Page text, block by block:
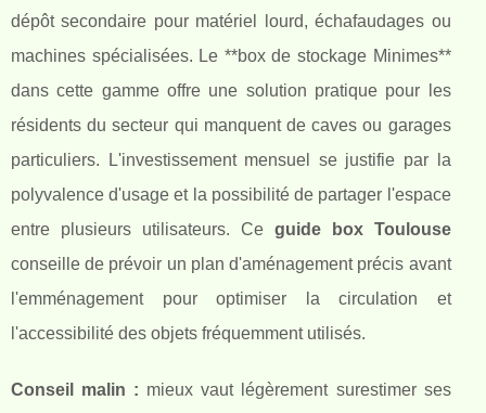
dépôt secondaire pour matériel lourd, échafaudages ou
machines spécialisées. Le **box de stockage Minimes**
dans cette gamme offre une solution pratique pour les
résidents du secteur qui manquent de caves ou garages
particuliers. L'investissement mensuel se justifie par la
polyvalence d'usage et la possibilité de partager l'espace
entre plusieurs utilisateurs. Ce guide box Toulouse
conseille de prévoir un plan d'aménagement précis avant
l'emménagement pour optimiser la circulation et
l'accessibilité des objets fréquemment utilisés.
Conseil malin : mieux vaut légèrement surestimer ses